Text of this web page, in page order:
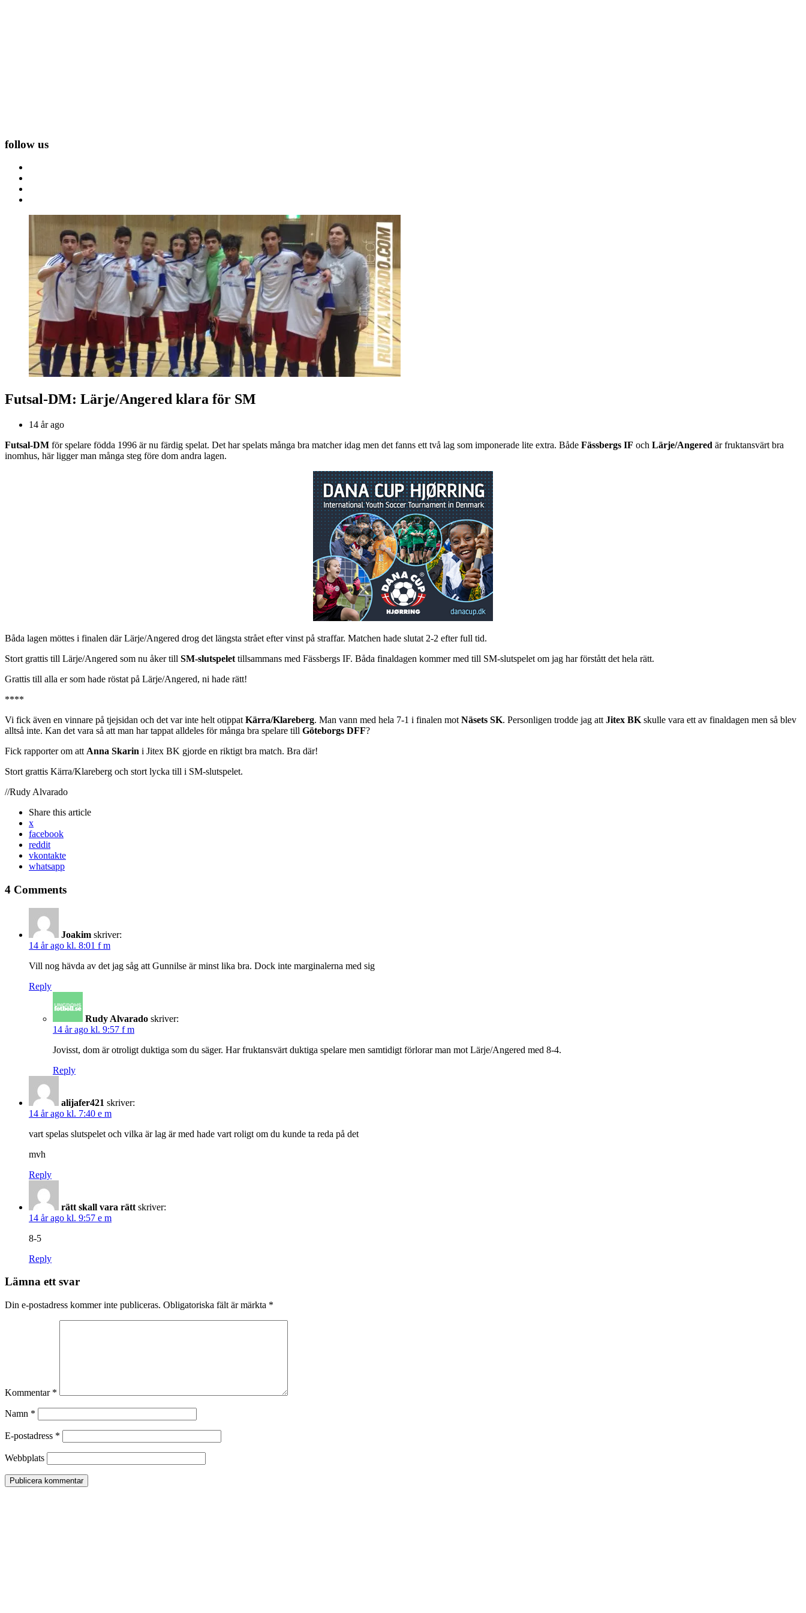
follow us
Futsal-DM: Lärje/Angered klara för SM
14 år ago
Futsal-DM för spelare födda 1996 är nu färdig spelat. Det har spelats många bra matcher idag men det fanns ett två lag som imponerade lite extra. Både Fässbergs IF och Lärje/Angered är fruktansvärt bra
inomhus, här ligger man många steg före dom andra lagen.
Båda lagen möttes i finalen där Lärje/Angered drog det längsta strået efter vinst på straffar. Matchen hade slutat 2-2 efter full tid.
Stort grattis till Lärje/Angered som nu åker till SM-slutspelet tillsammans med Fässbergs IF. Båda finaldagen kommer med till SM-slutspelet om jag har förstått det hela rätt.
Grattis till alla er som hade röstat på Lärje/Angered, ni hade rätt!
****
Vi fick även en vinnare på tjejsidan och det var inte helt otippat Kärra/Klareberg. Man vann med hela 7-1 i finalen mot Näsets SK. Personligen trodde jag att Jitex BK skulle vara ett av finaldagen men så blev
alltså inte. Kan det vara så att man har tappat alldeles för många bra spelare till Göteborgs DFF?
Fick rapporter om att Anna Skarin i Jitex BK gjorde en riktigt bra match. Bra där!
Stort grattis Kärra/Klareberg och stort lycka till i SM-slutspelet.
//Rudy Alvarado
Share this article
x
facebook
reddit
vkontakte
whatsapp
4 Comments
Joakim skriver:
14 år ago kl. 8:01 f m
Vill nog hävda av det jag såg att Gunnilse är minst lika bra. Dock inte marginalerna med sig
Reply
Rudy Alvarado skriver:
14 år ago kl. 9:57 f m
Jovisst, dom är otroligt duktiga som du säger. Har fruktansvärt duktiga spelare men samtidigt förlorar man mot Lärje/Angered med 8-4.
Reply
alijafer421 skriver:
14 år ago kl. 7:40 e m
vart spelas slutspelet och vilka är lag är med hade vart roligt om du kunde ta reda på det
mvh
Reply
rätt skall vara rätt skriver:
14 år ago kl. 9:57 e m
8-5
Reply
Lämna ett svar
Din e-postadress kommer inte publiceras. Obligatoriska fält är märkta *
Kommentar *
Namn *
E-postadress *
Webbplats